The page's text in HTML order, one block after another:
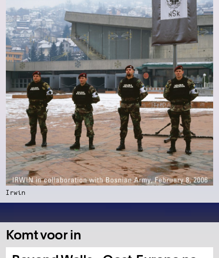
Irwin
Komt voor in